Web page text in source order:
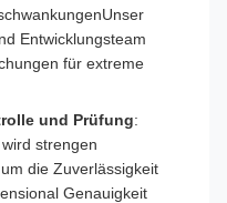
Entwicklungsteam
für extreme
und Prüfung:
strengen
die Zuverlässigkeit
Genauigkeit